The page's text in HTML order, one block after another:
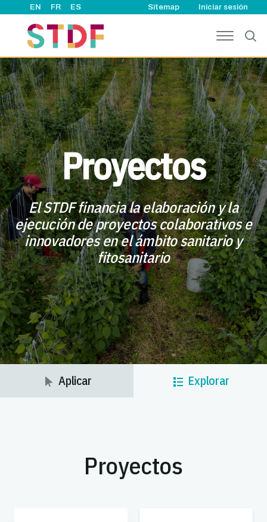
Pasar al contenido principal
EN FR ES Sitemap User account
Iniciar sesión
Proyectos
El STDF financia la elaboración y la
ejecución de proyectos colaborativos e
innovadores en el ámbito sanitario y
fitosanitario
Aplicar Explorar
Proyectos